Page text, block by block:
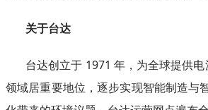
关于台达
台达创立于 1971 年，为全球提供
领域居重要地位，逐步实现智能制造与